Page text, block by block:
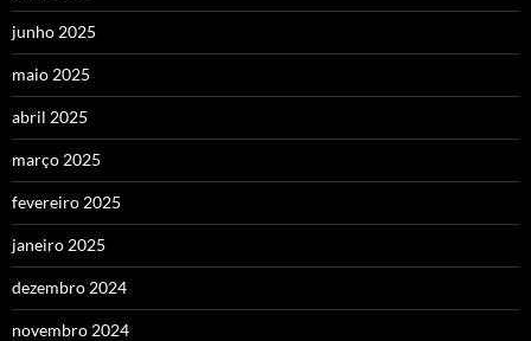
junho 2025
maio 2025
abril 2025
março 2025
fevereiro 2025
janeiro 2025
dezembro 2024
novembro 2024